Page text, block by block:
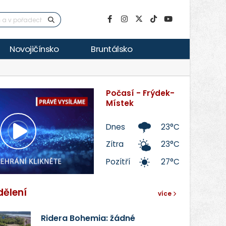
Novojičínsko Bruntálsko
Přehrát
video
Počasí - Frýdek-
Místek
Dnes
23°C
Zítra
23°C
Pozítří
27°C
více
Ridera Bohemia: žádné